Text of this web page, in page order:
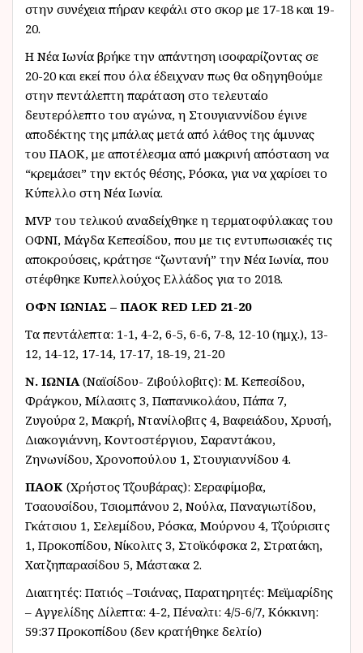
στην συνέχεια πήραν κεφάλι στο σκορ με 17-18 και 19-
20.
Η Νέα Ιωνία βρήκε την απάντηση ισοφαρίζοντας σε
20-20 και εκεί που όλα έδειχναν πως θα οδηγηθούμε
στην πεντάλεπτη παράταση στο τελευταίο
δευτερόλεπτο του αγώνα, η Στουγιαννίδου έγινε
αποδέκτης της μπάλας μετά από λάθος της άμυνας
του ΠΑΟΚ, με αποτέλεσμα από μακρινή απόσταση να
“κρεμάσει” την εκτός θέσης, Ρόσκα, για να χαρίσει το
Κύπελλο στη Νέα Ιωνία.
MVP του τελικού αναδείχθηκε η τερματοφύλακας του
ΟΦΝΙ, Μάγδα Κεπεσίδου, που με τις εντυπωσιακές τις
αποκρούσεις, κράτησε “ζωντανή” την Νέα Ιωνία, που
στέφθηκε Κυπελλούχος Ελλάδος για το 2018.
ΟΦΝ ΙΩΝΙΑΣ – ΠΑΟΚ RED LED 21-20
Τα πεντάλεπτα: 1-1, 4-2, 6-5, 6-6, 7-8, 12-10 (ημχ.), 13-
12, 14-12, 17-14, 17-17, 18-19, 21-20
Ν. ΙΩΝΙΑ(Ναϊσίδου- Ζιβούλοβιτς): Μ. Κεπεσίδου,
Φράγκου, Μίλασιτς 3, Παπανικολάου, Πάπα 7,
Ζυγούρα 2, Μακρή, Ντανίλοβιτς 4, Βαφειάδου, Χρυσή,
Διακογιάννη, Κοντοστέργιου, Σαραντάκου,
Ζηνωνίδου, Χρονοπούλου 1, Στουγιαννίδου 4.
ΠΑΟΚ (Χρήστος Τζουβάρας): Σεραφίμοβα,
Τσαουσίδου, Τσιομπάνου 2, Νούλα, Παναγιωτίδου,
Γκάτσιου 1, Σελεμίδου, Ρόσκα, Μούρνου 4, Τζούρισιτς
1, Προκοπίδου, Νίκολιτς 3, Στοϊκόφσκα 2, Στρατάκη,
Χατζηπαρασίδου 5, Μάστακα 2.
Διαιτητές: Πατιός –Τσιάνας, Παρατηρητές: Μεϊμαρίδης
– Αγγελίδης Δίλεπτα: 4-2, Πέναλτι: 4/5-6/7, Κόκκινη:
59:37 Προκοπίδου (δεν κρατήθηκε δελτίο)